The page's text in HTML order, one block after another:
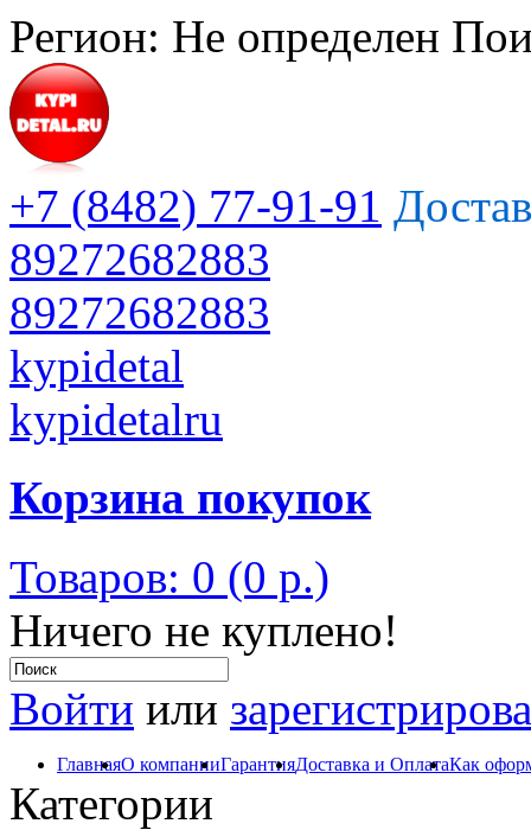
Регион: Не определен
+7 (8482) 77-91-91
89272682883
89272682883
kypidetal
kypidetalru
Корзина покупок
Товаров: 0 (0 р.)
Ничего не куплено!
Войти или
ГлавнаяО компанииГарантияДоставка и ОплатаКак
Категории